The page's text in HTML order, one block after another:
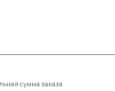
сумма заказа